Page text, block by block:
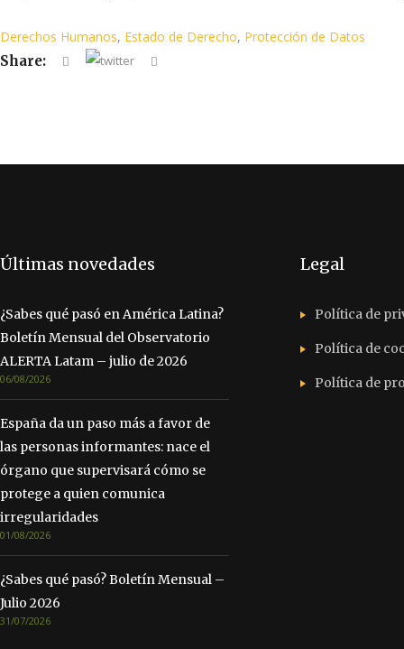
Derechos Humanos, Estado de Derecho, Protección de Datos
Share:
Últimas novedades
¿Sabes qué pasó en América Latina?
Boletín Mensual del Observatorio
ALERTA Latam – julio de 2026
06/08/2026
España da un paso más a favor de
las personas informantes: nace el
órgano que supervisará cómo se
protege a quien comunica
irregularidades
01/08/2026
¿Sabes qué pasó? Boletín Mensual –
Julio 2026
31/07/2026
Legal
Política de
Política de
Política de